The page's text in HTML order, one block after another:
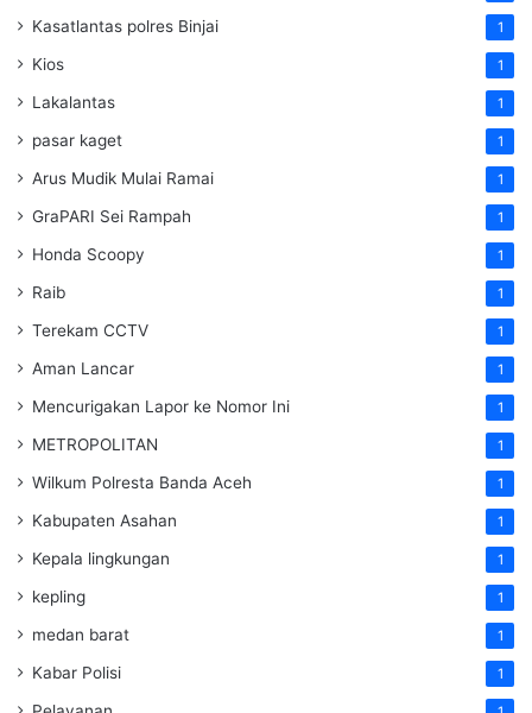
Kasatlantas polres Binjai 1
Kios 1
Lakalantas 1
pasar kaget 1
Arus Mudik Mulai Ramai 1
GraPARI Sei Rampah 1
Honda Scoopy 1
Raib 1
Terekam CCTV 1
Aman Lancar 1
Mencurigakan Lapor ke Nomor Ini 1
METROPOLITAN 1
Wilkum Polresta Banda Aceh 1
Kabupaten Asahan 1
Kepala lingkungan 1
kepling 1
medan barat 1
Kabar Polisi 1